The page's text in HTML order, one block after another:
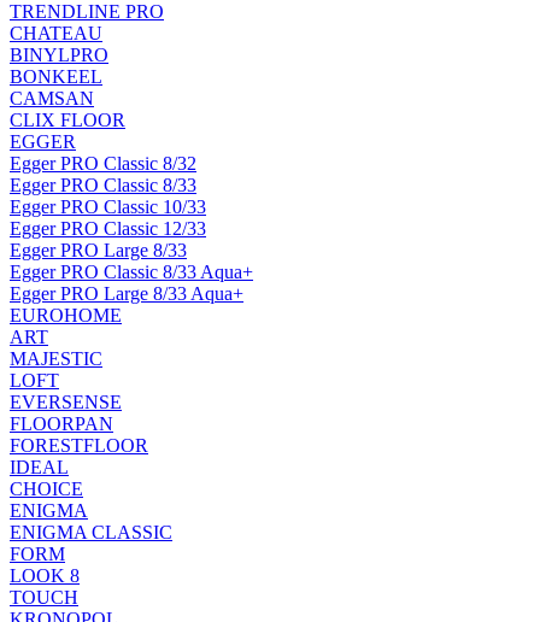
TRENDLINE PRO
CHATEAU
BINYLPRO
BONKEEL
CAMSAN
CLIX FLOOR
EGGER
Egger PRO Classic 8/32
Egger PRO Classic 8/33
Egger PRO Classic 10/33
Egger PRO Classic 12/33
Egger PRO Large 8/33
Egger PRO Classic 8/33 Aqua+
Egger PRO Large 8/33 Aqua+
EUROHOME
ART
MAJESTIC
LOFT
EVERSENSE
FLOORPAN
FORESTFLOOR
IDEAL
CHOICE
ENIGMA
ENIGMA CLASSIC
FORM
LOOK 8
TOUCH